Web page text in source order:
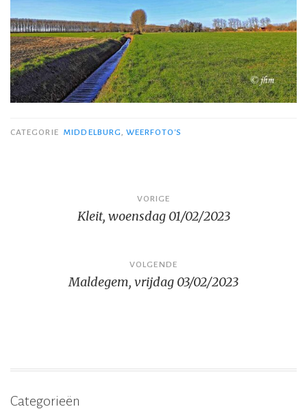
CATEGORIE MIDDELBURG,WEERFOTO'S
navigatie
VORIGE
Kleit, woensdag 01/02/2023
VOLGENDE
Maldegem, vrijdag 03/02/2023
Categorieën